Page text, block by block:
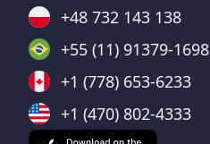
+48 732 143 138
+55 (11) 91379-1698
+1 (778) 653-6233
+1 (470) 802-4333